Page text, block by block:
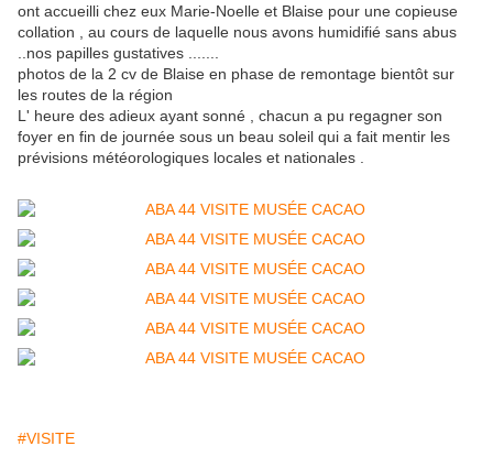
ont accueilli chez eux Marie-Noelle et Blaise pour une copieuse
collation , au cours de laquelle nous avons humidifié sans abus
..nos papilles gustatives .......
photos de la 2 cv de Blaise en phase de remontage bientôt sur
les routes de la région
L' heure des adieux ayant sonné , chacun a pu regagner son
foyer en fin de journée sous un beau soleil qui a fait mentir les
prévisions météorologiques locales et nationales .
#VISITE